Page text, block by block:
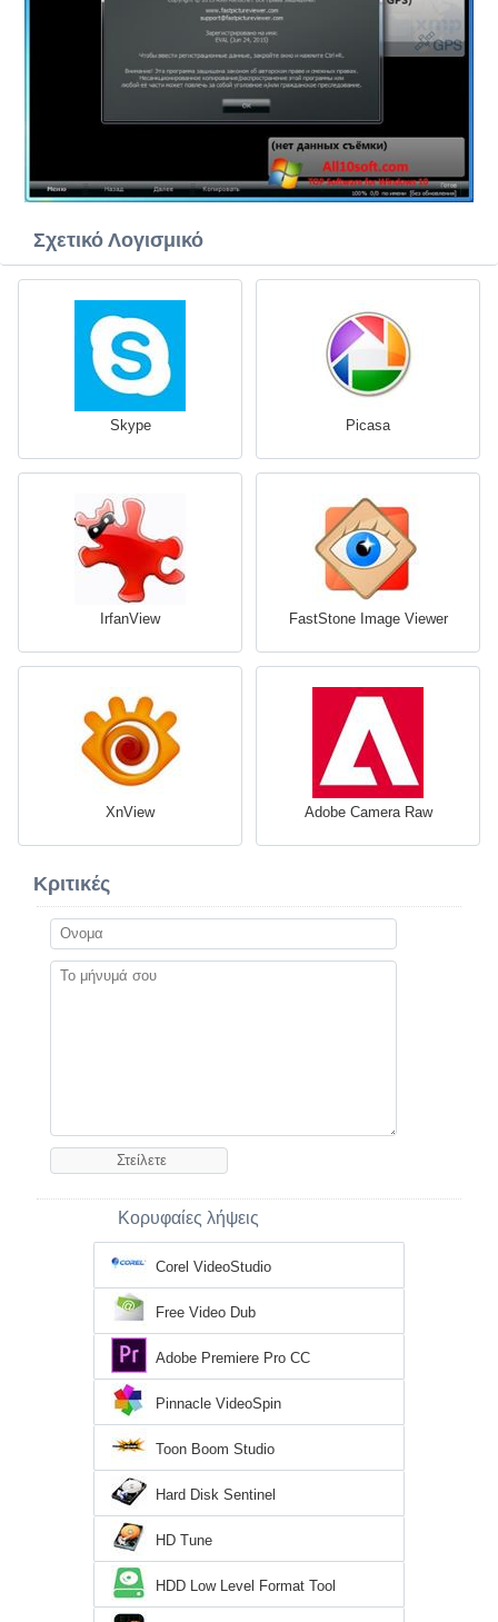
Σχετικό Λογισμικό
Skype Picasa
IrfanView FastStone Image Viewer
XnView Adobe Camera Raw
Κριτικές
Κορυφαίες λήψεις
Corel VideoStudio
Free Video Dub
Adobe Premiere Pro CC
Pinnacle VideoSpin
Toon Boom Studio
Hard Disk Sentinel
HD Tune
HDD Low Level Format Tool